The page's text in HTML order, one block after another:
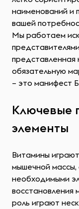
наименований и
вашей
Мы работаем
обязательную
– это манифест
Ключевые
элементы
Витамины
мышечной массы,
необходимыми
восстановления
роль играют